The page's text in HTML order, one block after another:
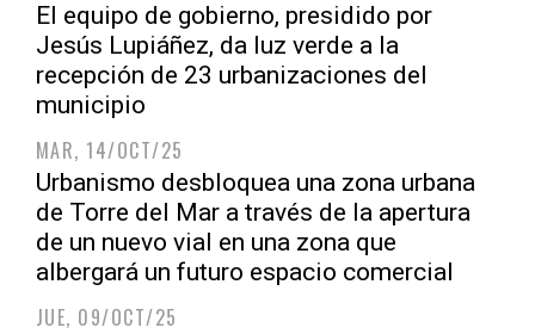
El equipo de gobierno, presidido por
Jesús Lupiáñez, da luz verde a la
recepción de 23 urbanizaciones del
municipio
MAR, 14/OCT/25
Urbanismo desbloquea una zona urbana
de Torre del Mar a través de la apertura
de un nuevo vial en una zona que
albergará un futuro espacio comercial
JUE, 09/OCT/25